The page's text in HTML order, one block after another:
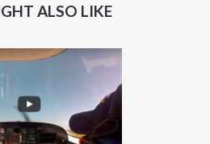
ALSO LIKE